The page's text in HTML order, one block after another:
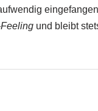
und bleibt